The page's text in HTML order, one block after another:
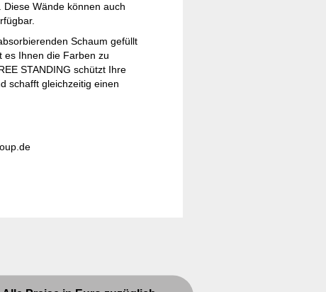
Wände können auch
Schaum gefüllt
es Ihnen die Farben zu
STANDING schützt Ihre
schafft gleichzeitig einen